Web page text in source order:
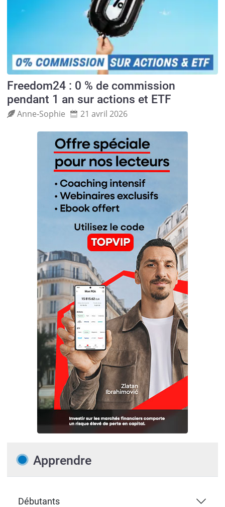
Freedom24 : 0 % de commission
pendant 1 an sur actions et ETF
Anne‑Sophie 21 avril 2026
Apprendre
Débutants